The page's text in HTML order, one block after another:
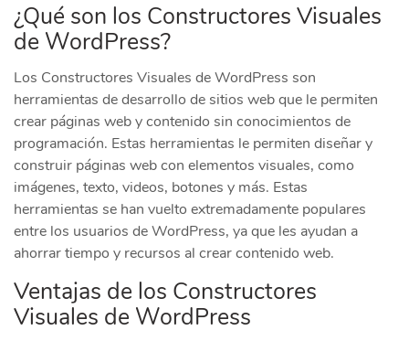
¿Qué son los Constructores Visuales
de WordPress?
Los Constructores Visuales de WordPress son
herramientas de desarrollo de sitios web que le permiten
crear páginas web y contenido sin conocimientos de
programación. Estas herramientas le permiten diseñar y
construir páginas web con elementos visuales, como
imágenes, texto, videos, botones y más. Estas
herramientas se han vuelto extremadamente populares
entre los usuarios de WordPress, ya que les ayudan a
ahorrar tiempo y recursos al crear contenido web.
Ventajas de los Constructores
Visuales de WordPress